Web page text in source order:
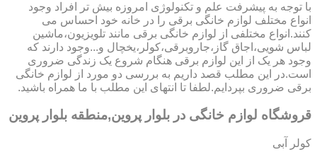
با توجه به پیشرفت علم و تکنولوژی امروزه بیش تر افراد وجود
انواع مختلف لوازم خانگی برقی را در خانه خود احساس می
کنند.انواع مختلفی از لوازم خانگی برقی مانند تلویزیون،ماشین
لباس شویی،اجاق گاز،جاروبرقی،کولر،یخچال و...وجود دارند که
وجود هر یک از این لوازم برقی هنگام شروع یک زندگی ضروری
است.در این مطلب قصد داریم به بررسی دو مورد از لوازم خانگی
برقی ضروری بپردایم.لطفا تا انتهای این مطلب با ما همراه باشید.
قروشگاه لوازم خانگی در بلوار پروین,منطقه بلوار پروین
کولر آبی